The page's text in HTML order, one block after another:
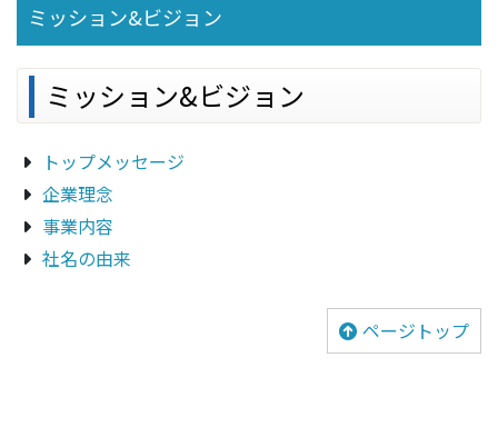
ミッション&ビジョン
ミッション&ビジョン
トップメッセージ
企業理念
事業内容
社名の由来
ページトップ